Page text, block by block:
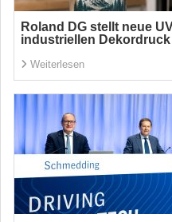
Roland DG stellt neue
industriellen
Weiterlesen